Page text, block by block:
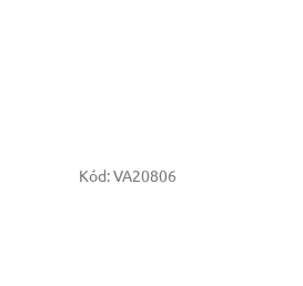
Kód:VA20806